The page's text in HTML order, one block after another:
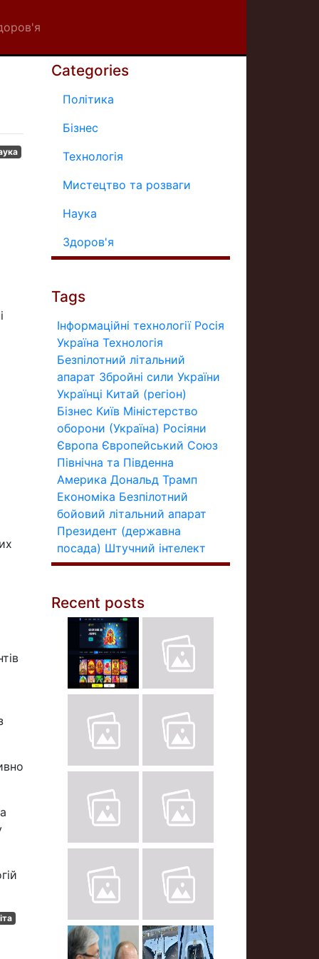
Categories
Політика
Бізнес
Технологія
Мистецтво та розваги
Наука
Здоров'я
Tags
Інформаційні технології Росія
Україна Технологія
Безпілотний літальний
апарат Збройні сили України
Українці Китай (регіон)
Бізнес Київ Міністерство
оборони (Україна) Росіяни
Європа Європейський Союз
Північна та Південна
Америка Дональд Трамп
Економіка Безпілотний
бойовий літальний апарат
Президент (державна
посада) Штучний інтелект
Recent posts